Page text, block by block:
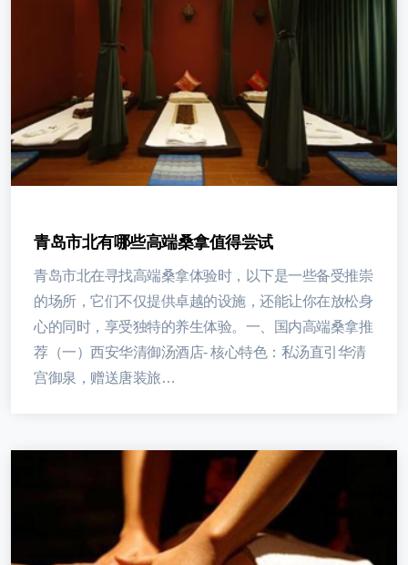
青岛市北有哪些高端桑拿值得尝试
青岛市北在寻找高端桑拿体验时，以下是一些备受推崇
的场所，它们不仅提供卓越的设施，还能让你在放松身
心的同时，享受独特的养生体验。一、国内高端桑拿推
荐（一）西安华清御汤酒店- 核心特色：私汤直引华清
宫御泉，赠送唐装旅…